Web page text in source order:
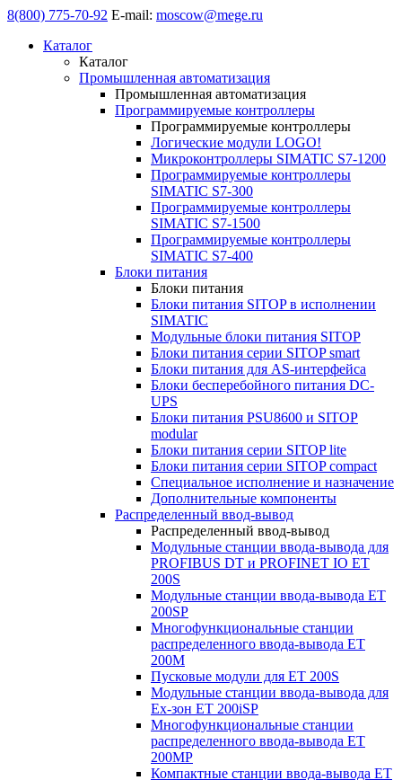
8(800) 775-70-92 E-mail: moscow@mege.ru
Каталог
Каталог
Промышленная автоматизация
Промышленная автоматизация
Программируемые контроллеры
Программируемые контроллеры
Логические модули LOGO!
Микроконтроллеры SIMATIC S7-1200
Программируемые контроллеры
SIMATIC S7-300
Программируемые контроллеры
SIMATIC S7-1500
Программируемые контроллеры
SIMATIC S7-400
Блоки питания
Блоки питания
Блоки питания SITOP в исполнении
SIMATIC
Модульные блоки питания SITOP
Блоки питания серии SITOP smart
Блоки питания для AS-интерфейса
Блоки бесперебойного питания DC-
UPS
Блоки питания PSU8600 и SITOP
modular
Блоки питания серии SITOP lite
Блоки питания серии SITOP compact
Специальное исполнение и назначение
Дополнительные компоненты
Распределенный ввод-вывод
Распределенный ввод-вывод
Модульные станции ввода-вывода для
PROFIBUS DT и PROFINET IO ET
200S
Модульные станции ввода-вывода ET
200SP
Многофункциональные станции
распределенного ввода-вывода ET
200M
Пусковые модули для ET 200S
Модульные станции ввода-вывода для
Ex-зон ET 200iSP
Многофункциональные станции
распределенного ввода-вывода ET
200MP
Компактные станции ввода-вывода ET